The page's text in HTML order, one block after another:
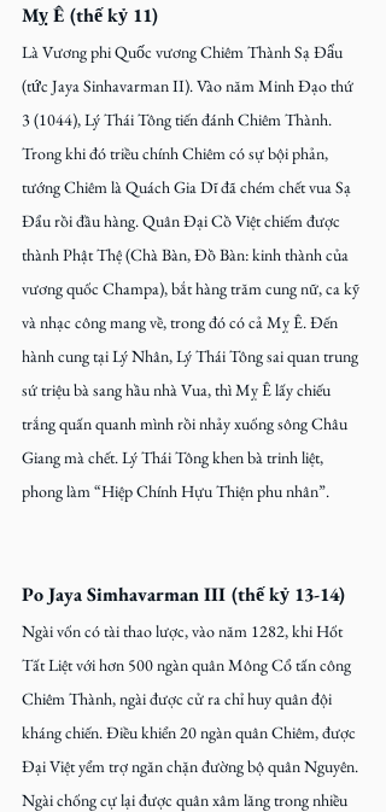
Mỵ Ê (thế kỷ 11)
Là Vương phi Quốc vương Chiêm Thành Sạ Đẩu
(tức Jaya Sinhavarman II). Vào năm Minh Đạo thứ
3 (1044), Lý Thái Tông tiến đánh Chiêm Thành.
Trong khi đó triều chính Chiêm có sự bội phản,
tướng Chiêm là Quách Gia Dĩ đã chém chết vua Sạ
Đẩu rồi đầu hàng. Quân Đại Cồ Việt chiếm được
thành Phật Thệ (Chà Bàn, Đồ Bàn: kinh thành của
vương quốc Champa), bắt hàng trăm cung nữ, ca kỹ
và nhạc công mang về, trong đó có cả Mỵ Ê. Đến
hành cung tại Lý Nhân, Lý Thái Tông sai quan trung
sứ triệu bà sang hầu nhà Vua, thì Mỵ Ê lấy chiếu
trắng quấn quanh mình rồi nhảy xuống sông Châu
Giang mà chết. Lý Thái Tông khen bà trinh liệt,
phong làm “Hiệp Chính Hựu Thiện phu nhân”.
Po Jaya Simhavarman III (thế kỷ 13-14)
Ngài vốn có tài thao lược, vào năm 1282, khi Hốt
Tất Liệt với hơn 500 ngàn quân Mông Cổ tấn công
Chiêm Thành, ngài được cử ra chỉ huy quân đội
kháng chiến. Điều khiển 20 ngàn quân Chiêm, được
Đại Việt yểm trợ ngăn chặn đường bộ quân Nguyên.
Ngài chống cự lại được quân xâm lăng trong nhiều